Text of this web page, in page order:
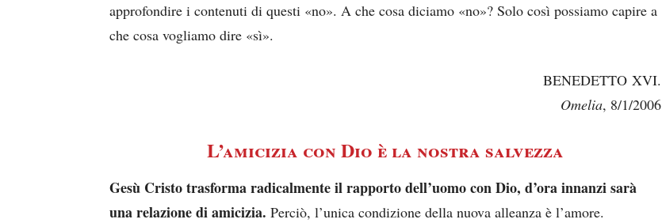
approfondire i contenuti di questi «no». A che cosa diciamo «no»? Solo così possiamo capire a
che cosa vogliamo dire «sì».
BENEDETTO XVI.
Omelia, 8/1/2006
L’amicizia con Dio è la nostra salvezza
Gesù Cristo trasforma radicalmente il rapporto dell’uomo con Dio, d’ora innanzi sarà
una relazione di amicizia. Perciò, l’unica condizione della nuova alleanza è l’amore.